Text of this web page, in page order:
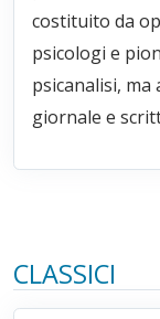
costituito da
psicologi e
psicanalisi, ma
giornale e
CLASSICI